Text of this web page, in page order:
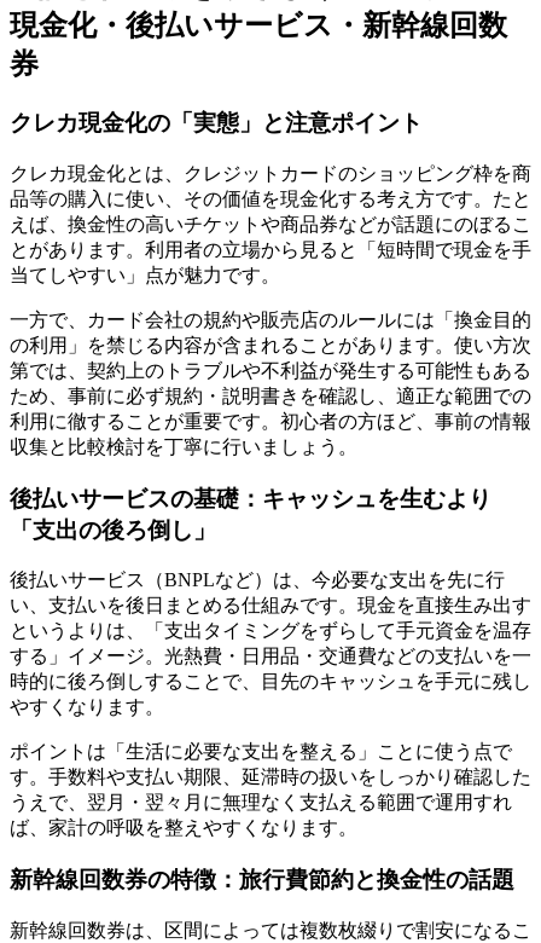
現金化・後払いサービス・新幹線回数
券
クレカ現金化の「実態」と注意ポイント
クレカ現金化とは、クレジットカードのショッピング枠を商
品等の購入に使い、その価値を現金化する考え方です。たと
えば、換金性の高いチケットや商品券などが話題にのぼるこ
とがあります。利用者の立場から見ると「短時間で現金を手
当てしやすい」点が魅力です。
一方で、カード会社の規約や販売店のルールには「換金目的
の利用」を禁じる内容が含まれることがあります。使い方次
第では、契約上のトラブルや不利益が発生する可能性もある
ため、事前に必ず規約・説明書きを確認し、適正な範囲での
利用に徹することが重要です。初心者の方ほど、事前の情報
収集と比較検討を丁寧に行いましょう。
後払いサービスの基礎：キャッシュを生むより
「支出の後ろ倒し」
後払いサービス（BNPLなど）は、今必要な支出を先に行
い、支払いを後日まとめる仕組みです。現金を直接生み出す
というよりは、「支出タイミングをずらして手元資金を温存
する」イメージ。光熱費・日用品・交通費などの支払いを一
時的に後ろ倒しすることで、目先のキャッシュを手元に残し
やすくなります。
ポイントは「生活に必要な支出を整える」ことに使う点で
す。手数料や支払い期限、延滞時の扱いをしっかり確認した
うえで、翌月・翌々月に無理なく支払える範囲で運用すれ
ば、家計の呼吸を整えやすくなります。
新幹線回数券の特徴：旅行費節約と換金性の話題
新幹線回数券は、区間によっては複数枚綴りで割安になるこ